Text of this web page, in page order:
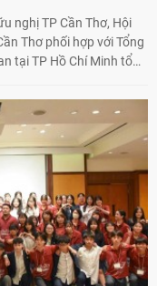
nghị TP Cần Thơ, Hội
Thơ phối hợp với Tổng
tại TP Hồ Chí Minh tổ
đây, nhấn mạnh vai trò
Thái Lan cho biết các
dục, du lịch, ẩm thực,
góp phần đưa quan hệ
bó, gần gũi.